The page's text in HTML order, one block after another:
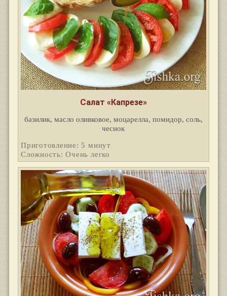
Салат «Капрезе»
базилик, масло оливковое, моцарелла, помидор, соль,
чеснок
Приготовление: 5 минут
Сложность: Очень легко